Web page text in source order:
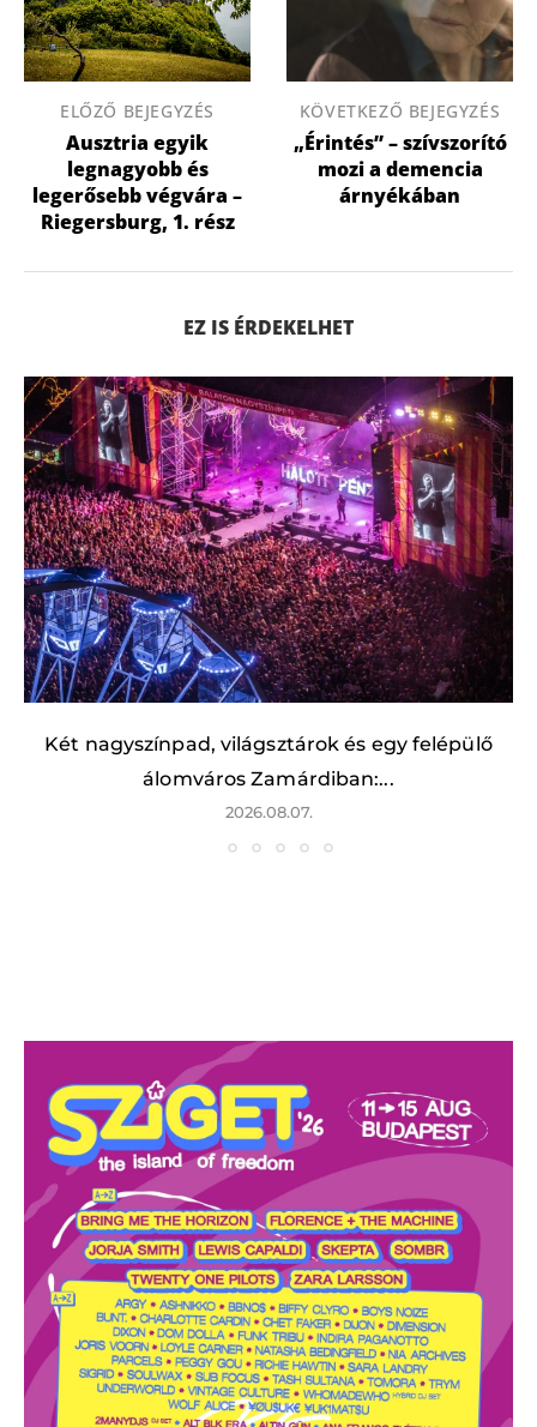
ELŐZŐ BEJEGYZÉS
Ausztria egyik
legnagyobb és
legerősebb végvára –
Riegersburg, 1. rész
KÖVETKEZŐ BEJEGYZÉS
„Érintés” – szívszorító
mozi a demencia
árnyékában
EZ IS ÉRDEKELHET
Két nagyszínpad, világsztárok és egy felépülő
álomváros Zamárdiban:...
2026.08.07.